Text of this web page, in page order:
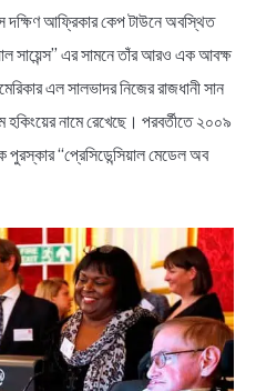
দক্ষিণ আফ্রিকার কেপ টাউনে অবস্থিত
সায়েন্স” এর সামনে তাঁর আরও এক আবক্ষ
এল সালভাদর নিজের রাজধানী সান
হকিংয়ের নামে রেখেছে। পরবর্তীতে ২০০৯
পুরস্কার “প্রেসিডেন্সিয়াল মেডেল অব